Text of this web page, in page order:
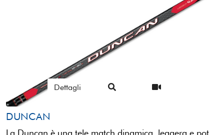
Dettagli
DUNCAN